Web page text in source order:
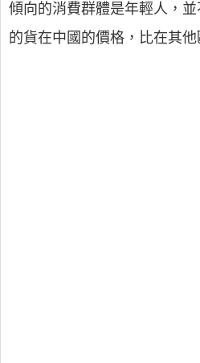
傾向的消費群體是年輕人，
的貨在中國的價格，比在其